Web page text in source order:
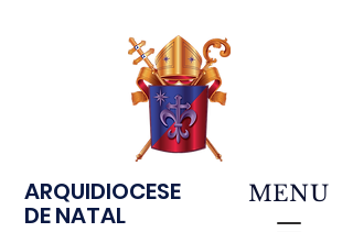
ARQUIDIOCESE
DE NATAL
MENU